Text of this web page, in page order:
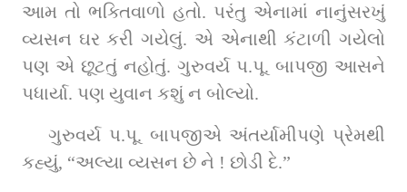
આમ તો ભક્તિવાળો હતો. પરંતુ એનામાં નાનુંસરખું
વ્યસન ઘર કરી ગયેલું. એ એનાથી કંટાળી ગયેલો
પણ એ છૂટતું નહોતું. ગુરુવર્ય પ.પૂ. બાપજી આસને
પધાર્યા. પણ યુવાન કશું ન બોલ્યો.
ગુરુવર્ય પ.પૂ. બાપજીએ અંતર્યામીપણે પ્રેમથી
કહ્યું, “અલ્યા વ્યસન છે ને ! છોડી દે.”